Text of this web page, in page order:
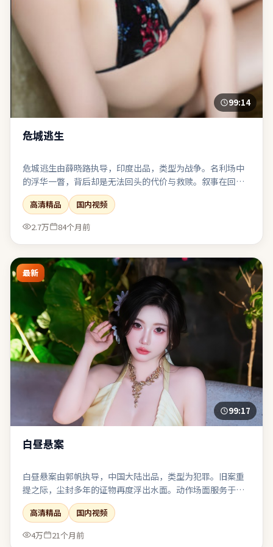
99:14
危城逃生
危城逃生由薛晓路执导，印度出品，类型为战争。名利场中
的浮华一瞥，背后却是无法回头的代价与救赎。叙事在回忆
与现实之间切换，人物动机随着线索推进层层剥茧。整体完
成度高，适合喜欢强情节与人物弧光的观众。
高清精品
国内视频
2.7万
84个月前
最新
99:17
白昼悬案
白昼悬案由郭帆执导，中国大陆出品，类型为犯罪。旧案重
提之际，尘封多年的证物再度浮出水面。动作场面服务于人
物关系，而非为炫技而打断叙事呼吸。节奏前松后紧，耐心
跟随可获得较强的情绪回报。
高清精品
国内视频
4万
21个月前